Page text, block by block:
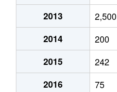
2013
2,500
2014
200
2015
242
2016
75